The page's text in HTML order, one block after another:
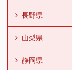
長野県
山梨県
静岡県